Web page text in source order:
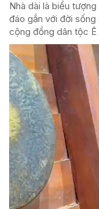
Nhà dài là biểu
đáo gắn với đời sống
cộng đồng dân tộc